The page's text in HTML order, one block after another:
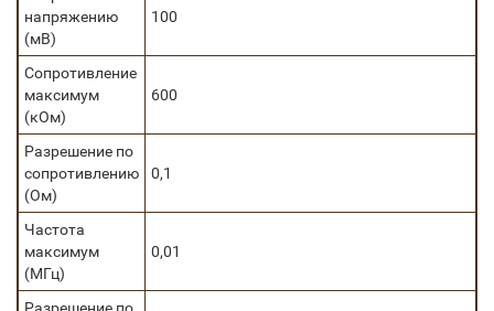
напряжению
(мВ)
100
Сопротивление
максимум
(кОм)
600
Разрешение по
сопротивлению
(Ом)
0,1
Частота
максимум
(МГц)
0,01